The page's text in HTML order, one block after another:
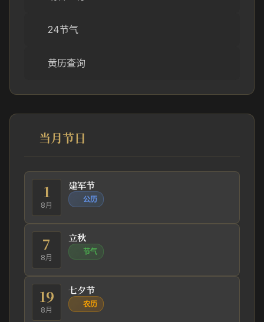
24节气
黄历查询
当月节日
1
8月
建军节
公历
7
8月
立秋
节气
19
8月
七夕节
农历